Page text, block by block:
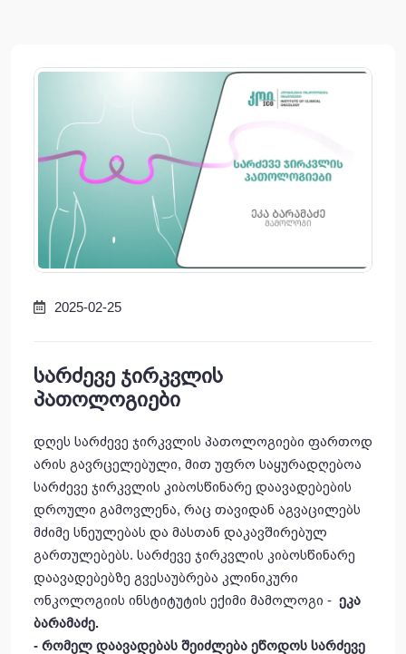
2025-02-25
სარძევე ჯირკვლის
პათოლოგიები
დღეს სარძევე ჯირკვლის პათოლოგიები ფართოდ
არის გავრცელებული, მით უფრო საყურადღებოა
სარძევე ჯირკვლის კიბოსწინარე დაავადებების
დროული გამოვლენა, რაც თავიდან აგვაცილებს
მძიმე სნეულებას და მასთან დაკავშირებულ
გართულებებს. სარძევე ჯირკვლის კიბოსწინარე
დაავადებებზე გვესაუბრება კლინიკური
ონკოლოგიის ინსტიტუტის ექიმი მამოლოგი - ეკა
ბარამაძე.
- რომელ დაავადებას შეიძლება ეწოდოს სარძევე